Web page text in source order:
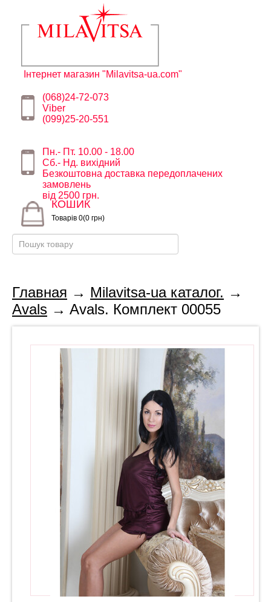
Інтернет магазин "Milavitsa-ua.com"
(068)24-72-073
Viber
(099)25-20-551
Пн.- Пт. 10.00 - 18.00
Сб.- Нд. вихідний
Безкоштовна доставка передоплачених
замовлень
від 2500 грн.
КОШИК
Товарів 0(0 грн)
Главная → Milavitsa-ua каталог. →
Avals → Avals. Комплект 00055